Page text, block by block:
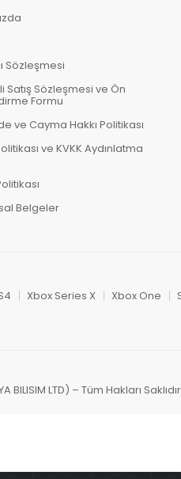
Sözleşmesi
Satış Sözleşmesi ve Ön
Formu
ve Cayma Hakkı Politikası
ve KVKK Aydınlatma
Belgeler
Xbox Series X Xbox One
LTD) – Tüm Hakları